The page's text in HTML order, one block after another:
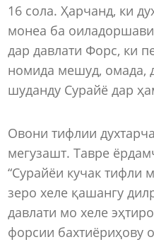
16 сола. Ҳарчанд, ки
монеа ба
дар давлати Форс, ки
номида мешуд, омада,
шуданду Сурайё дар
Овони тифлии
мегузашт. Тавре
“Сурайёи кучак тифли
зеро хеле қашангу
давлати мо хеле
форсии бахтиёриҳову